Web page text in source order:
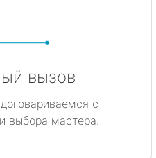
вызов
с
выбора мастера.